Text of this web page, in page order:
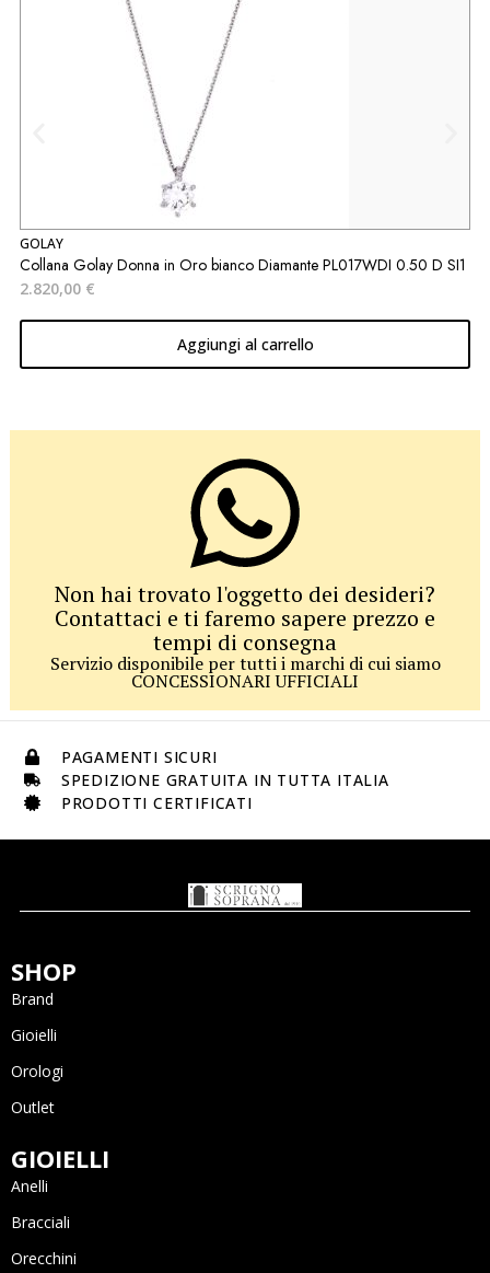
GOLAY
Collana Golay Donna in Oro bianco Diamante PL017WDI 0.50 D SI1
2.820,00 €
Aggiungi al carrello
Non hai trovato l'oggetto dei desideri?
Contattaci e ti faremo sapere prezzo e
tempi di consegna
Servizio disponibile per tutti i marchi di cui siamo
CONCESSIONARI UFFICIALI
PAGAMENTI SICURI
SPEDIZIONE GRATUITA IN TUTTA ITALIA
PRODOTTI CERTIFICATI
SHOP
Brand
Gioielli
Orologi
Outlet
GIOIELLI
Anelli
Bracciali
Orecchini